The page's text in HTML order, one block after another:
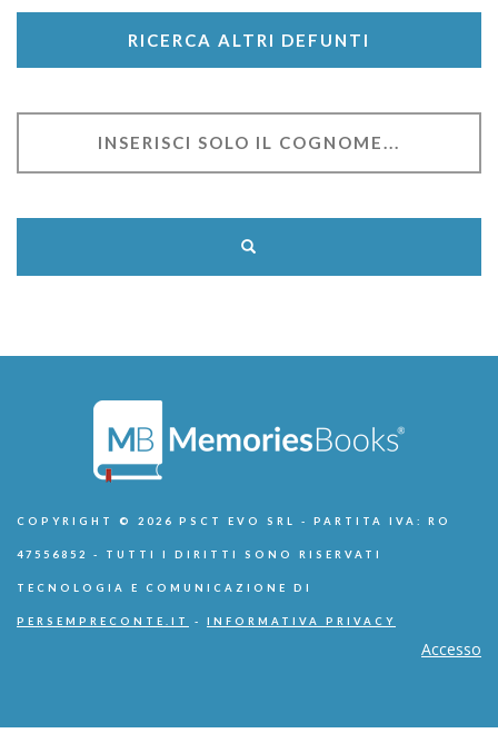
RICERCA ALTRI DEFUNTI
COPYRIGHT © 2026 PSCT EVO SRL - PARTITA IVA: RO
47556852 - TUTTI I DIRITTI SONO RISERVATI
TECNOLOGIA E COMUNICAZIONE DI
PERSEMPRECONTE.IT - INFORMATIVA PRIVACY
Accesso